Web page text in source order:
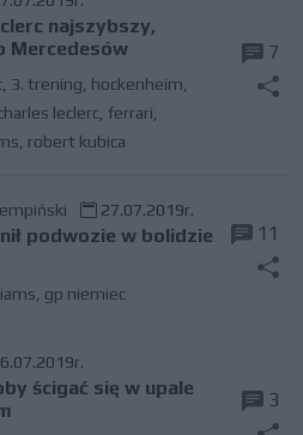
najszybszy,
Mercedesów
, 3. trening hockenheim
leclerc, ferrari
robert kubica
7
27.07.2019r.
podwozie w bolidzie
gp niemiec
11
ścigać się w upale
3